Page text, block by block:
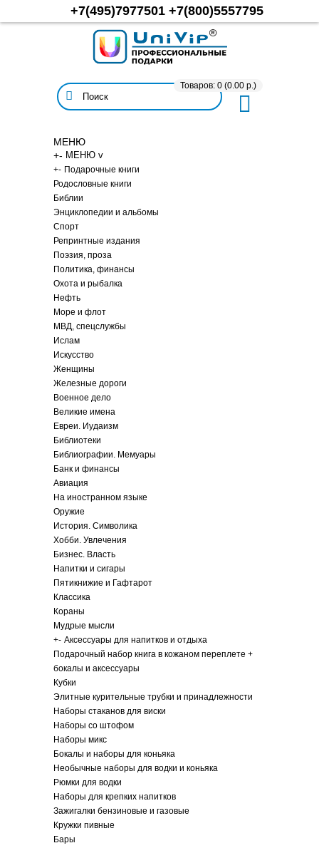
+7(495)7977501 +7(800)5557795
Товаров: 0 (0.00 р.)
МЕНЮ
+- МЕНЮ v
+- Подарочные книги
Родословные книги
Библии
Энциклопедии и альбомы
Спорт
Репринтные издания
Поэзия, проза
Политика, финансы
Охота и рыбалка
Нефть
Море и флот
МВД, спецслужбы
Ислам
Искусство
Женщины
Железные дороги
Военное дело
Великие имена
Евреи. Иудаизм
Библиотеки
Библиографии. Мемуары
Банк и финансы
Авиация
На иностранном языке
Оружие
История. Символика
Хобби. Увлечения
Бизнес. Власть
Напитки и сигары
Пятикнижие и Гафтарот
Классика
Кораны
Мудрые мысли
+- Аксессуары для напитков и отдыха
Подарочный набор книга в кожаном переплете +
бокалы и аксессуары
Кубки
Элитные курительные трубки и принадлежности
Наборы стаканов для виски
Наборы со штофом
Наборы микс
Бокалы и наборы для коньяка
Необычные наборы для водки и коньяка
Рюмки для водки
Наборы для крепких напитков
Зажигалки бензиновые и газовые
Кружки пивные
Бары